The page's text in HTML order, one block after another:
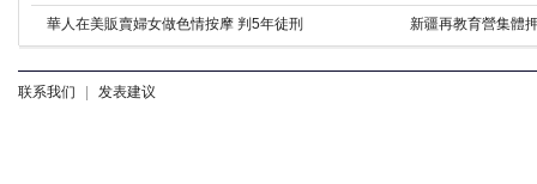
華人在美販賣婦女做色情按摩 判5年徒刑 新疆再教育營集體
联系我们 发表建议